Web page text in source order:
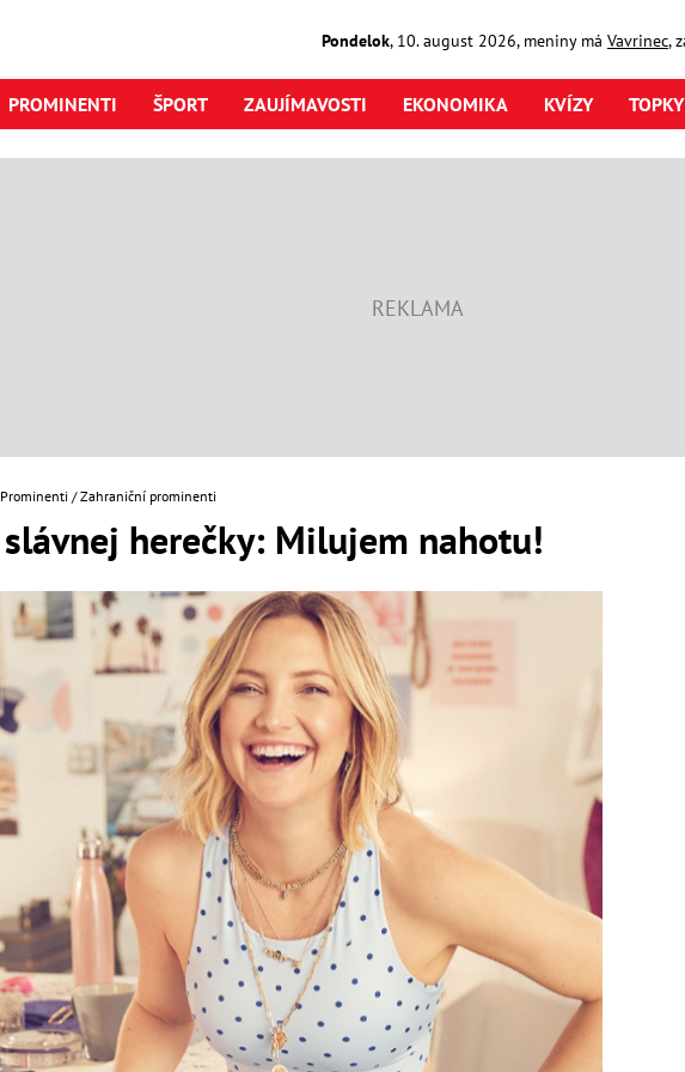
Pondelok, 10. august2026, meniny má Vavrinec,
PROMINENTI ŠPORT ZAUJÍMAVOSTI EKONOMIKA KVÍZY
Prominenti Zahraniční prominenti
herečky: Milujem nahotu!